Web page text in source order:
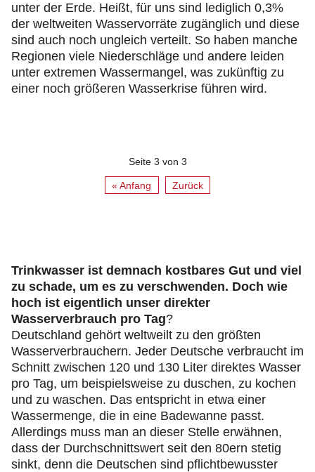
unter der Erde. Heißt, für uns sind lediglich 0,3%
der weltweiten Wasservorräte zugänglich und diese
sind auch noch ungleich verteilt. So haben manche
Regionen viele Niederschläge und andere leiden
unter extremen Wassermangel, was zukünftig zu
einer noch größeren Wasserkrise führen wird.
Seite 3 von 3
« Anfang Zurück
Trinkwasser ist demnach kostbares Gut und viel
zu schade, um es zu verschwenden. Doch wie
hoch ist eigentlich unser direkter
Wasserverbrauch pro Tag?
Deutschland gehört weltweilt zu den größten
Wasserverbrauchern. Jeder Deutsche verbraucht im
Schnitt zwischen 120 und 130 Liter direktes Wasser
pro Tag, um beispielsweise zu duschen, zu kochen
und zu waschen. Das entspricht in etwa einer
Wassermenge, die in eine Badewanne passt.
Allerdings muss man an dieser Stelle erwähnen,
dass der Durchschnittswert seit den 80ern stetig
sinkt, denn die Deutschen sind pflichtbewusster